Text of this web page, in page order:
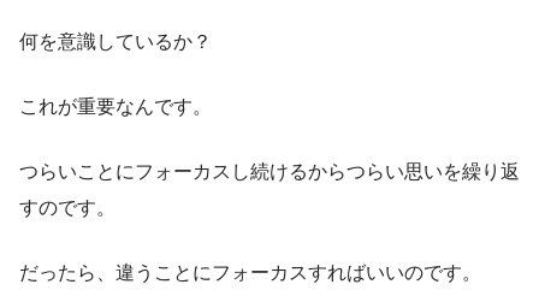
何を意識しているか？
これが重要なんです。
つらいことにフォーカスし続けるからつらい思いを繰り返
すのです。
だったら、違うことにフォーカスすればいいのです。